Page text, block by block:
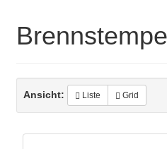
Ansicht: Liste Grid